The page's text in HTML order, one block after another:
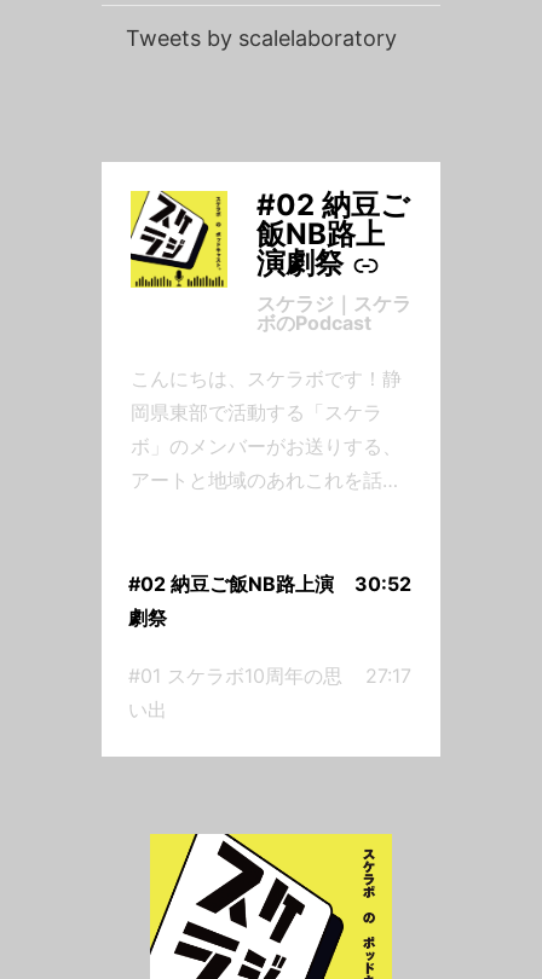
Tweets by scalelaboratory
#02 納豆ご
飯NB路上
演劇祭
-
スケラジ｜スケラ
ボのPodcast
こんにちは、スケラボです！静
岡県東部で活動する「スケラ
ボ」のメンバーがお送りする、
アートと地域のあれこれを話す
舞台監督の「だいじろう」、デ
ザイナーの「まき」の３人で
20:00配信第2回は、移動が多い
だいじろうさんの食事の工夫か
ら、衝撃的な旅のエピソード、
納豆ご飯ドイツのニューバラン
スチャッピーの警告路上演劇
祭 https://www.at-
s.com/life/article/ats/1983346.html
#02 納豆ご飯NB路上演
劇祭
30:52
#01 スケラボ10周年の思
い出
27:17